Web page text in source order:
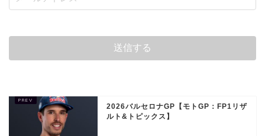
2026バルセロナGP【モトGP：FP1リザ
ルト&トピックス】